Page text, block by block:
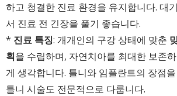
하고 청결한 진료 환경을 유지합니다. 대
서 진료 전 긴장을 풀기 좋습니다.
* 진료 특징: 개개인의 구강 상태에 맞춘
획을 수립하며, 자연치아를 최대한 보존
게 생각합니다. 틀니와 임플란트의 장점
틀니 시술도 전문적으로 다룹니다.